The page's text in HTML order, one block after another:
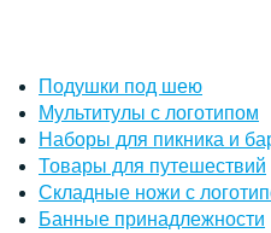
Подушки под шею
Мультитулы с логотипом
Наборы для пикника и
Товары для путешествий
Складные ножи с
Банные принадлежности